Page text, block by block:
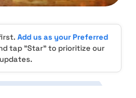
Add us as your Preferred
tap "Star" to prioritize our
updates.